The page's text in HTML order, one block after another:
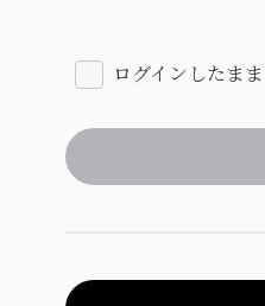
ログインしたま